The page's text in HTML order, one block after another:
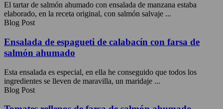
El tartar de salmón ahumado con ensalada de manzana estaba
elaborado, en la receta original, con salmón salvaje ...
Blog Post
Ensalada de espagueti de calabacín con farsa de
salmón ahumado
Esta ensalada es especial, en ella he conseguido que todos los
ingredientes se lleven de maravilla, un maridaje ...
Blog Post